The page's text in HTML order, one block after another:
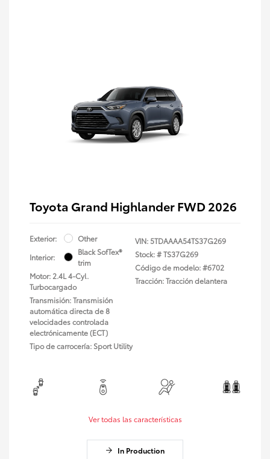
Toyota Grand Highlander FWD 2026
Exterior:
Other
Interior:
Black SofTex®
trim
Motor: 2.4L 4-Cyl.
Turbocargado
Transmisión: Transmisión
automática directa de 8
velocidades controlada
electrónicamente (ECT)
Tipo de carrocería: Sport Utility
VIN:5TDAAAA54TS37G269
Stock: #TS37G269
Código de modelo: #6702
Tracción: Tracción delantera
Ver todas las características
In Production